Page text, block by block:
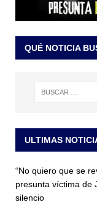
QUÉ NOTICIA
ULTIMAS
“No quiero que se
presunta víctima de
silencio